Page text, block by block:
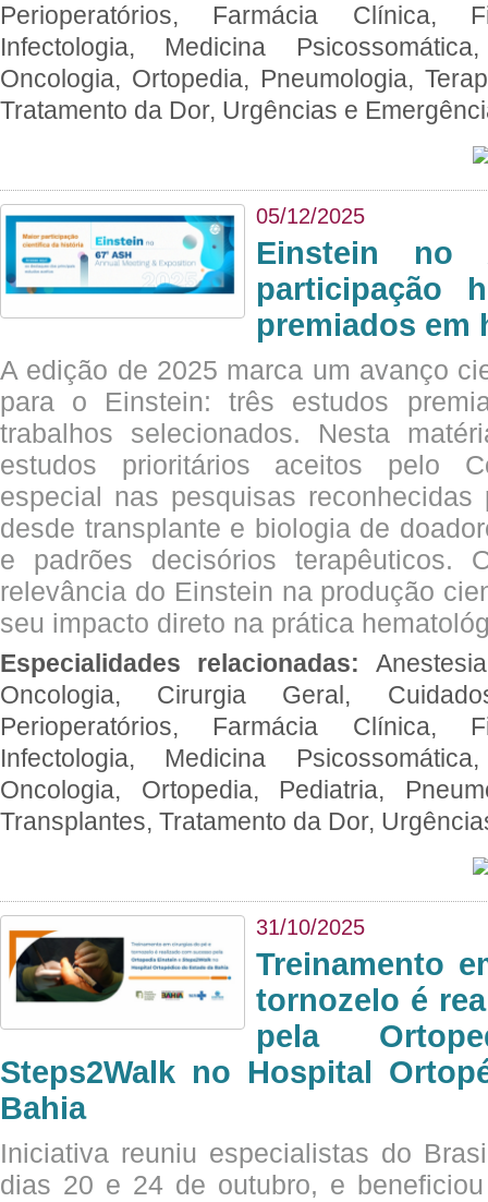
Perioperatórios, Farmácia Clínica,
Infectologia, Medicina
Oncologia, Ortopedia, Pneumologia,
Tratamento da Dor, Urgências e
05/12/2025
Einstein no
participação
premiados em
A edição de 2025 marca um avanço
para o Einstein: três estudos
trabalhos selecionados. Nesta
estudos prioritários aceitos pelo
especial nas pesquisas
desde transplante e biologia de
e padrões decisórios terapêuticos.
relevância do Einstein na produção
seu impacto direto na prática
Especialidades relacionadas:
Oncologia, Cirurgia Geral,
Perioperatórios, Farmácia Clínica,
Infectologia, Medicina
Oncologia, Ortopedia, Pediatria,
Transplantes, Tratamento da Dor,
31/10/2025
Treinamento
tornozelo é
pela
Steps2Walk no Hospital
Bahia
Iniciativa reuniu especialistas do
dias 20 e 24 de outubro, e